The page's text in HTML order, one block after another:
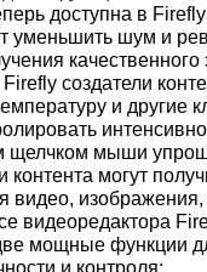
доступна в
уменьшить шум и
качественного
создатели
и
щелчком мыши
контента могут
видео,
видеоредактора
мощные функции